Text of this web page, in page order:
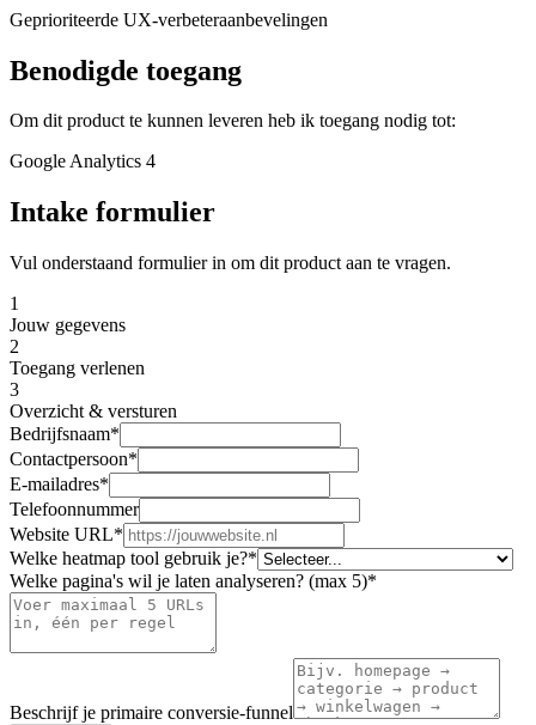
Geprioriteerde UX-verbeteraanbevelingen
Benodigde toegang
Om dit product te kunnen leveren heb ik toegang nodig tot:
Google Analytics 4
Intake formulier
Vul onderstaand formulier in om dit product aan te vragen.
1
Jouw gegevens
2
Toegang verlenen
3
Overzicht & versturen
Bedrijfsnaam*
Contactpersoon*
E-mailadres*
Telefoonnummer
Website URL*
Welke heatmap tool gebruik je?*
Welke pagina's wil je laten analyseren? (max 5)*
Beschrijf je primaire conversie-funnel